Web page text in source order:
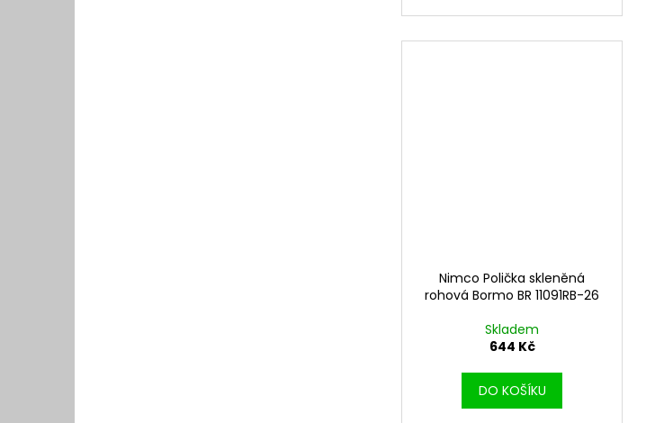
Nimco Polička skleněná
rohová Bormo BR 11091RB-26
Skladem
644 Kč
DO KOŠÍKU